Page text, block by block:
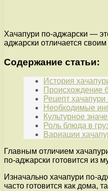
Хачапури по-аджарски —
аджарски отличается
Содержание статьи:
История
Происхождение
Рецепт
Необходимые
Культурное
Роль блюда в
Вариации
Главным отличием
по-аджарски готовится из
Изначально хачапури по-
часто готовится как дома,